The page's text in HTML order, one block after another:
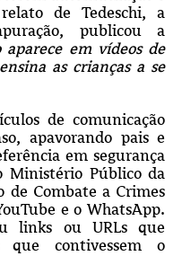
de Tedeschi, a
publicou a
aparece em vídeos de
as crianças a se
de comunicação
apavorando pais e
em segurança
Ministério Público da
de Combate a Crimes
e o WhatsApp.
links ou URLs que
que contivessem o